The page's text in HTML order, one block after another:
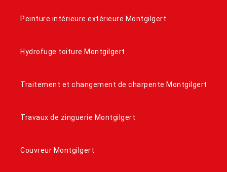
Peinture intérieure extérieure Montgilgert
Hydrofuge toiture Montgilgert
Traitement et changement de charpente Montgilgert
Travaux de zinguerie Montgilgert
Couvreur Montgilgert